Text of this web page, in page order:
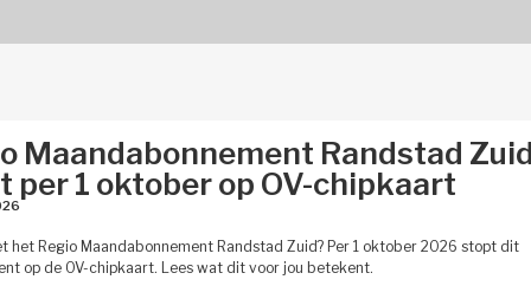
Veelgestelde vragen
Maandabonnement Randstad
per 1 oktober op OV-chipkaart
het Regio Maandabonnement Randstad Zuid? Per 1 oktober 2026 stopt dit
op de OV-chipkaart. Lees wat dit voor jou betekent.